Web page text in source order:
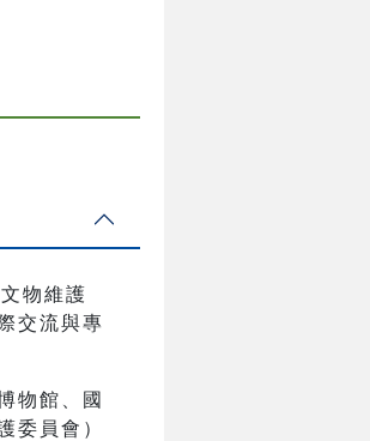
物維護
交流與專
物館、國
委員會）